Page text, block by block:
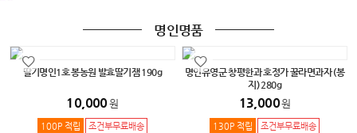
명인명품
딸기명인1호 봉농원 발효딸기잼 190g
10,000원
100P 적립 조건부무료배송
명인유영군 창평한과 호정가 꿀라면과자 (봉
지) 280g
13,000원
130P 적립 조건부무료배송